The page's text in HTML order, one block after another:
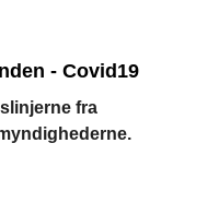
- Covid19
fra